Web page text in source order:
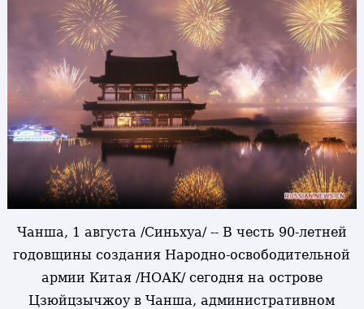
Чанша, 1 августа /Синьхуа/ -- В честь 90-летней
годовщины создания Народно-освободительной
армии Китая /НОАК/ сегодня на острове
Цзюйцзычжоу в Чанша, административном